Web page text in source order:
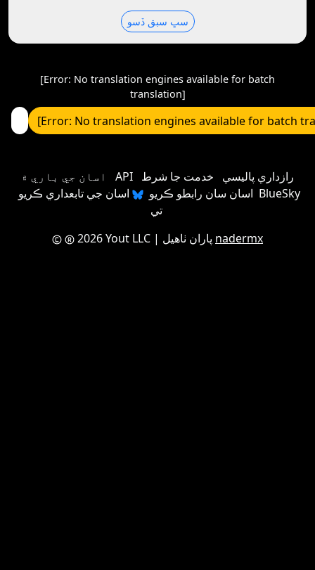
سڀ سبق ڏسو
[Error: No translation engines available for batch
translation]
[Error: No translation engines available for batch
اسان جي باري ۾ API رازداري پاليسي
خدمت جا شرط
اسان سان رابطو ڪريو
اسان جي تابعداري ڪريو BlueSky
تي
2026 Yout LLC
nadermx